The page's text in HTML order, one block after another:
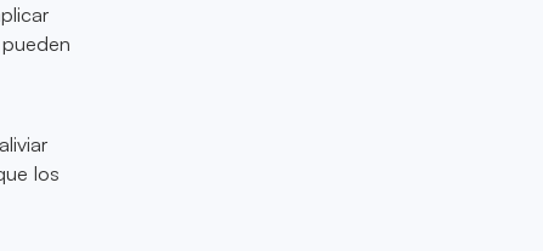
los